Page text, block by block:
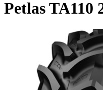
Petlas TA110